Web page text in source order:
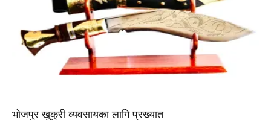
भोजपुर खुकुरी व्यवसायका लागि प्रख्यात